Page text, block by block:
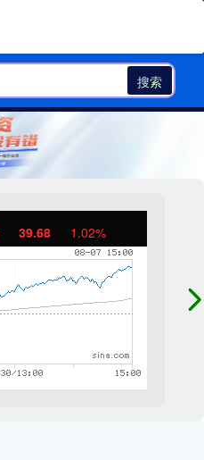
搜索
39.68 1.02%